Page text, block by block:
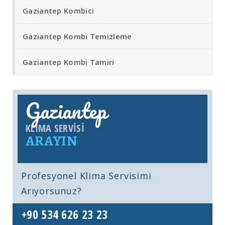
Gaziantep Kombici
Gaziantep Kombi Temizleme
Gaziantep Kombi Tamiri
Gaziantep
KLIMA SERVISI
ARAYIN
Profesyonel Klima Servisimi
Arıyorsunuz?
+90 534 626 23 23